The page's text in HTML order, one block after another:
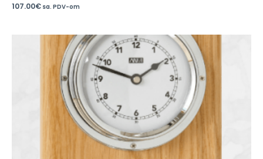
107.00€ sa. PDV-om